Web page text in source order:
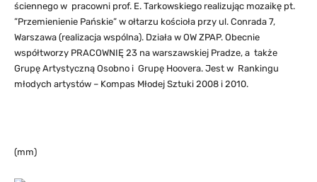
ściennego w pracowni prof. E. Tarkowskiego realizując mozaikę pt.
”Przemienienie Pańskie” w ołtarzu kościoła przy ul. Conrada 7,
Warszawa (realizacja wspólna). Działa w OW ZPAP. Obecnie
współtworzy PRACOWNIĘ 23 na warszawskiej Pradze, a także
Grupę Artystyczną Osobno i Grupę Hoovera. Jest w Rankingu
młodych artystów – Kompas Młodej Sztuki 2008 i 2010.
(mm)